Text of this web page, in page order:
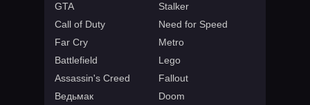
GTA
Stalker
Call of Duty
Need for Speed
Far Cry
Metro
Battlefield
Lego
Assassin's Creed
Fallout
Ведьмак
Doom